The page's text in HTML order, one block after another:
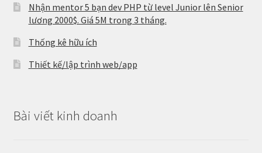
Nhận mentor 5 bạn dev PHP từ level Junior lên Senior
lương 2000$. Giá 5M trong 3 tháng.
Thống kê hữu ích
Thiết kế/lập trình web/app
Bài viết kinh doanh